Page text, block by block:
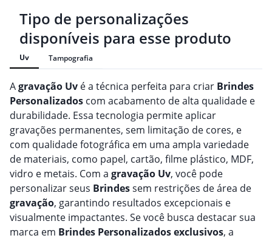
Tipo de personalizações
disponíveis para esse produto
Uv Tampografia
Agravação Uv é a técnica perfeita para criar Brindes
Personalizados com acabamento de alta qualidade e
durabilidade. Essa tecnologia permite aplicar
gravações permanentes, sem limitação de cores, e
com qualidade fotográfica em uma ampla variedade
de materiais, como papel, cartão, filme plástico, MDF,
vidro e metais. Com a gravação Uv, você pode
personalizar seus Brindessem restrições de área de
gravação, garantindo resultados excepcionais e
visualmente impactantes. Se você busca destacar sua
marca em Brindes Personalizadosexclusivos, a